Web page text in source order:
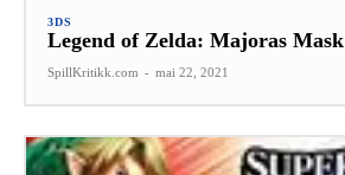
3DS
Legend of Zelda: Majoras Mask
SpillKritikk.com - mai 22, 2021